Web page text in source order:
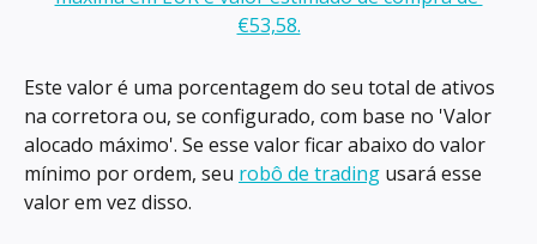
Este valor é uma porcentagem do seu total de ativos
na corretora ou, se configurado, com base no 'Valor
alocado máximo'. Se esse valor ficar abaixo do valor
mínimo por ordem, seu robô de trading usará esse
valor em vez disso.